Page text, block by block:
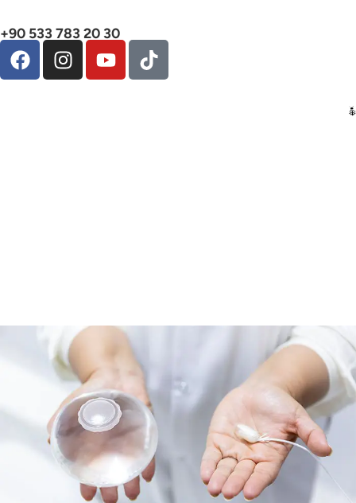
+90 533 783 20 30